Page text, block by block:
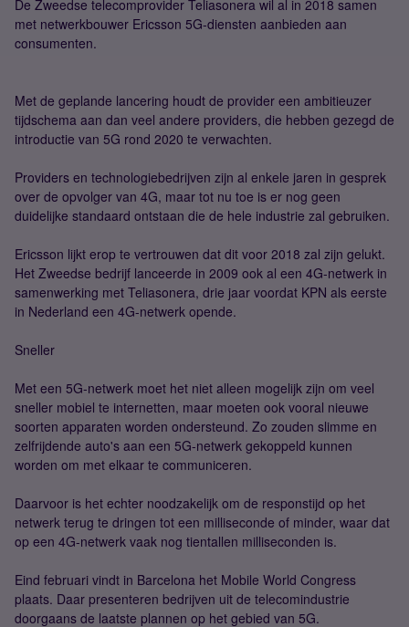
De Zweedse telecomprovider Teliasonera wil al in 2018 samen
met netwerkbouwer Ericsson 5G-diensten aanbieden aan
consumenten.
Met de geplande lancering houdt de provider een ambitieuzer
tijdschema aan dan veel andere providers, die hebben gezegd de
introductie van 5G rond 2020 te verwachten.
Providers en technologiebedrijven zijn al enkele jaren in gesprek
over de opvolger van 4G, maar tot nu toe is er nog geen
duidelijke standaard ontstaan die de hele industrie zal gebruiken.
Ericsson lijkt erop te vertrouwen dat dit voor 2018 zal zijn gelukt.
Het Zweedse bedrijf lanceerde in 2009 ook al een 4G-netwerk in
samenwerking met Teliasonera, drie jaar voordat KPN als eerste
in Nederland een 4G-netwerk opende.
Sneller
Met een 5G-netwerk moet het niet alleen mogelijk zijn om veel
sneller mobiel te internetten, maar moeten ook vooral nieuwe
soorten apparaten worden ondersteund. Zo zouden slimme en
zelfrijdende auto's aan een 5G-netwerk gekoppeld kunnen
worden om met elkaar te communiceren.
Daarvoor is het echter noodzakelijk om de responstijd op het
netwerk terug te dringen tot een milliseconde of minder, waar dat
op een 4G-netwerk vaak nog tientallen milliseconden is.
Eind februari vindt in Barcelona het Mobile World Congress
plaats. Daar presenteren bedrijven uit de telecomindustrie
doorgaans de laatste plannen op het gebied van 5G.